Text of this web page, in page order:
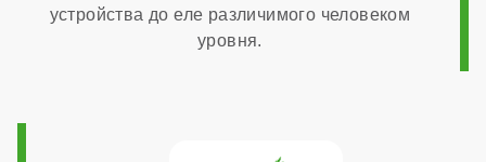
устройства до еле различимого человеком
уровня.